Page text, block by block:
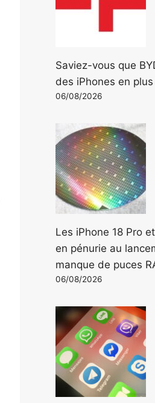
Saviez-vous que
des iPhones en
06/08/2026
Les iPhone 18 Pro
en pénurie au
manque de puces
06/08/2026